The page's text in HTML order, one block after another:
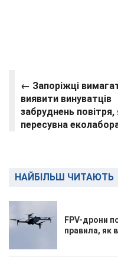
← Запоріжці
виявити винуватців
забруднень повітря,
пересувна
НАЙБІЛЬШ ЧИТАЮТЬ
FPV-дрони
правила, як